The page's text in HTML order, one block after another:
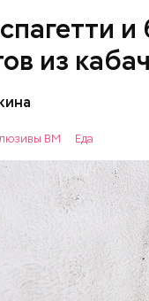
из
ВМ Еда
РЕЦЕПТЫ